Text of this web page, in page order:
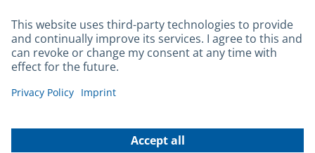
Contact
Barrierefreiheit
Kontakt